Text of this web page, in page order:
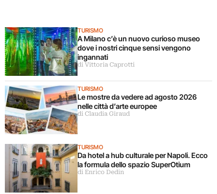
TURISMO
A Milano c’è un nuovo curioso museo
dove i nostri cinque sensi vengono
ingannati
di Vittoria Caprotti
TURISMO
Le mostre da vedere ad agosto 2026
nelle città d’arte europee
di Claudia Giraud
TURISMO
Da hotel a hub culturale per Napoli. Ecco
la formula dello spazio SuperOtium
di Enrico Dedin